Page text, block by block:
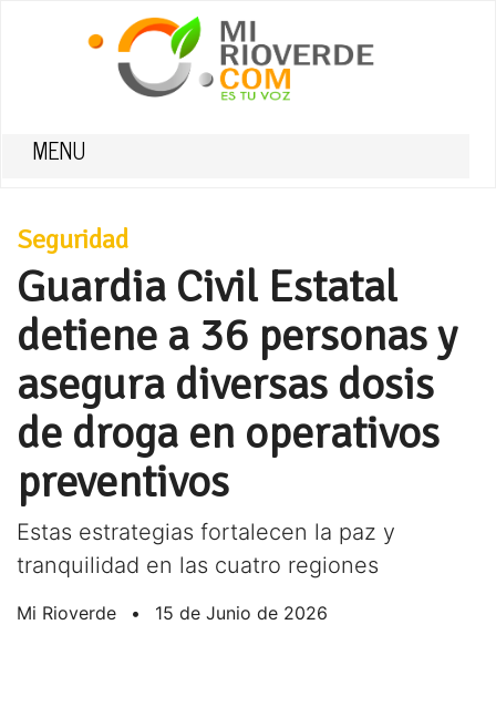
MENU
Seguridad
Guardia Civil Estatal
detiene a 36 personas y
asegura diversas dosis
de droga en operativos
preventivos
Estas estrategias fortalecen la paz y
tranquilidad en las cuatro regiones
Mi Rioverde • 15 de Junio de 2026